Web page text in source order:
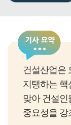
건설산업은
지탱하는
맞아 건설
중요성을